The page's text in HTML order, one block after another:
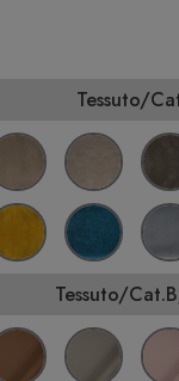
Tessuto/
Tessuto/